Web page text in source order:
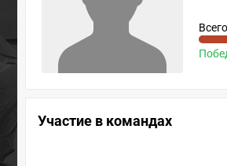
Участие в командах